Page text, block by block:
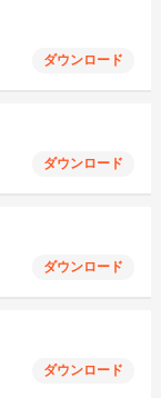
ダウンロード
ダウンロード
ダウンロード
ダウンロード